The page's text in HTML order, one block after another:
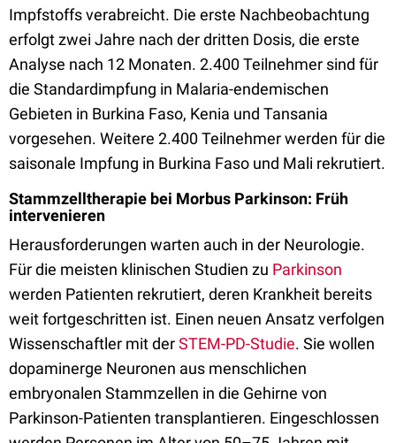
Impfstoffs verabreicht. Die erste Nachbeobachtung
erfolgt zwei Jahre nach der dritten Dosis, die erste
Analyse nach 12 Monaten. 2.400 Teilnehmer sind für
die Standardimpfung in Malaria-endemischen
Gebieten in Burkina Faso, Kenia und Tansania
vorgesehen. Weitere 2.400 Teilnehmer werden für die
saisonale Impfung in Burkina Faso und Mali rekrutiert.
Stammzelltherapie bei Morbus Parkinson: Früh
intervenieren
Herausforderungen warten auch in der Neurologie.
Für die meisten klinischen Studien zu Parkinson
werden Patienten rekrutiert, deren Krankheit bereits
weit fortgeschritten ist. Einen neuen Ansatz verfolgen
Wissenschaftler mit derSTEM-PD-Studie. Sie wollen
dopaminerge Neuronen aus menschlichen
embryonalen Stammzellen in die Gehirne von
Parkinson-Patienten transplantieren. Eingeschlossen